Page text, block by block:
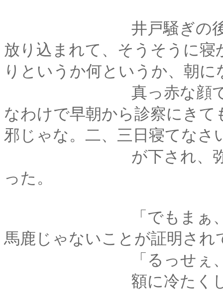
井戸騒ぎの後、あっ
放り込まれて、そうそうに
りというか何というか、朝
真っ赤な顔でくしゃ
なわけで早朝から診察にき
邪じゃな。二、三日寝てなさ
が下され、弥彦は病
った。
「でもまぁ、馬鹿は
馬鹿じゃないことが証明さ
「るっせぇ、ブス
額に冷たくした手ぬ